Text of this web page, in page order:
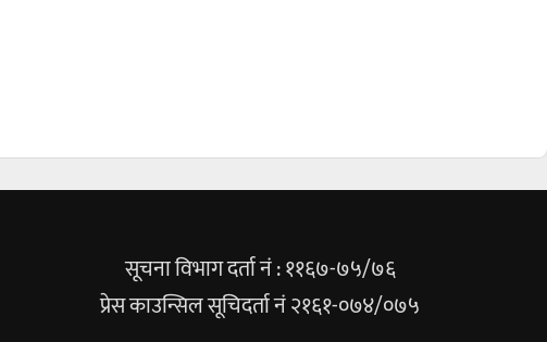
सूचना विभाग दर्ता नं : ११६७-७५/७६
प्रेस काउन्सिल सूचिदर्ता नं २१६१-०७४/०७५